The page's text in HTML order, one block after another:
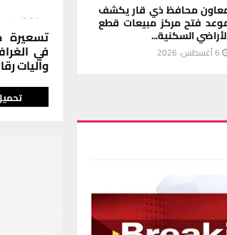
محافظ ذي قار يكشف
فتح مركز مبيعات قطع
السكنية...
6 أغسطس، 2026
تسعيرة
في
وآليات